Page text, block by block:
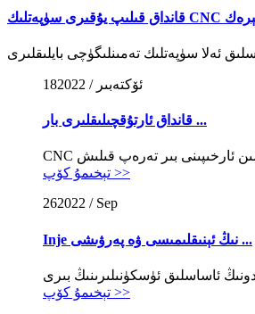
18 2022 / ئۆكتەبىر
قانداق ئارتۇقچىلىقلىرى بار ...
تېخىمۇ كۆپ >>
262022 / Sep
Inje نىڭ ئېنىقلىمىسى ۋە پەرۋىشى ...
تېخىمۇ كۆپ >>